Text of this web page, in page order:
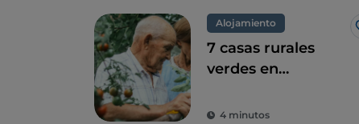
Alojamiento
7 casas rurales
verdes en
combinación
4 minutos